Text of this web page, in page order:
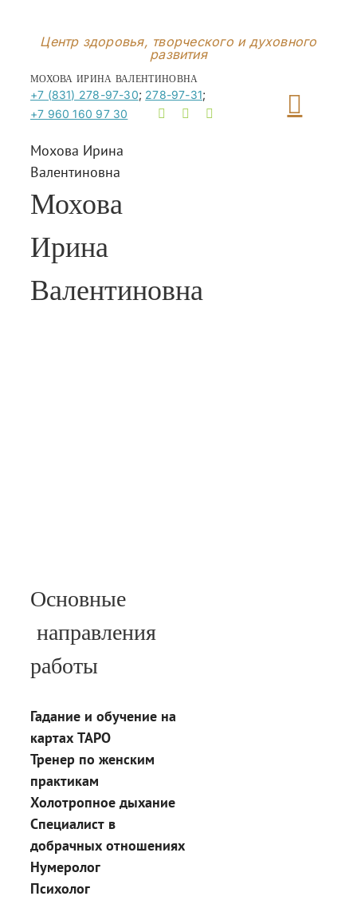
Центр здоровья, творческого и духовного
развития
МОХОВА ИРИНА ВАЛЕНТИНОВНА
+7 (831) 278-97-30; 278-97-31;
+7 960 160 97 30
Мохова Ирина
Валентиновна
Мохова
Ирина
Валентиновна
Основные
направления
работы
Гадание и обучение на
картах ТАРО
Тренер по женским
практикам
Холотропное дыхание
Специалист в
добрачных отношениях
Нумеролог
Психолог